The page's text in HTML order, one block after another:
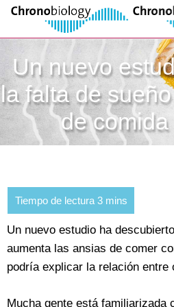
Un nuevo
la falta de
de
Un nuevo estudio ha
aumenta las ansias de comer
podría explicar la relación entre
Mucha gente está familiarizada